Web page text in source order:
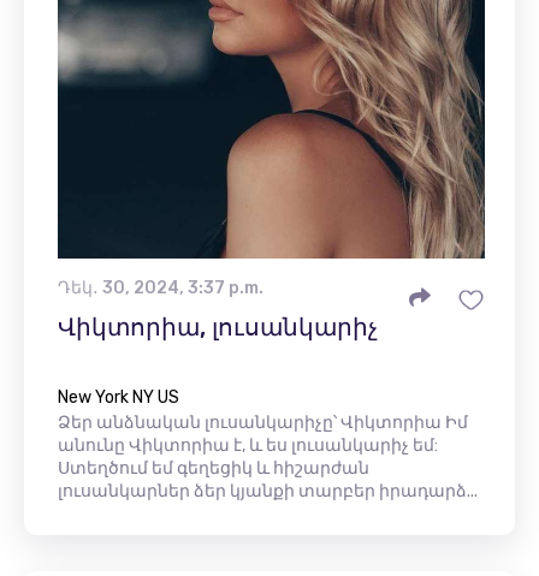
Դեկ․ 30, 2024, 3:37 p.m.
Վիկտորիա, լուսանկարիչ
New York NY US
Ձեր անձնական լուսանկարիչը՝ Վիկտորիա Իմ
անունը Վիկտորիա է, և ես լուսանկարիչ եմ:
Ստեղծում եմ գեղեցիկ և հիշարժան
լուսանկարներ ձեր կյանքի տարբեր իրադարձ...